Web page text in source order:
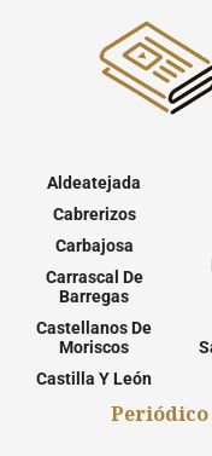
Aldeatejada
Cabrerizos
Carbajosa
Carrascal De
Barregas
Castellanos De
Moriscos
Castilla Y León
Periódico